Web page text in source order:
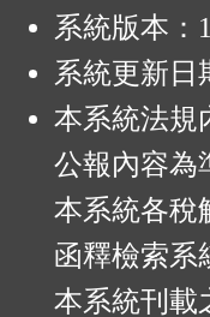
系統版本：
系統更新日
本系統法規
公報內容為
本系統各稅
函釋檢索系
本系統刊載